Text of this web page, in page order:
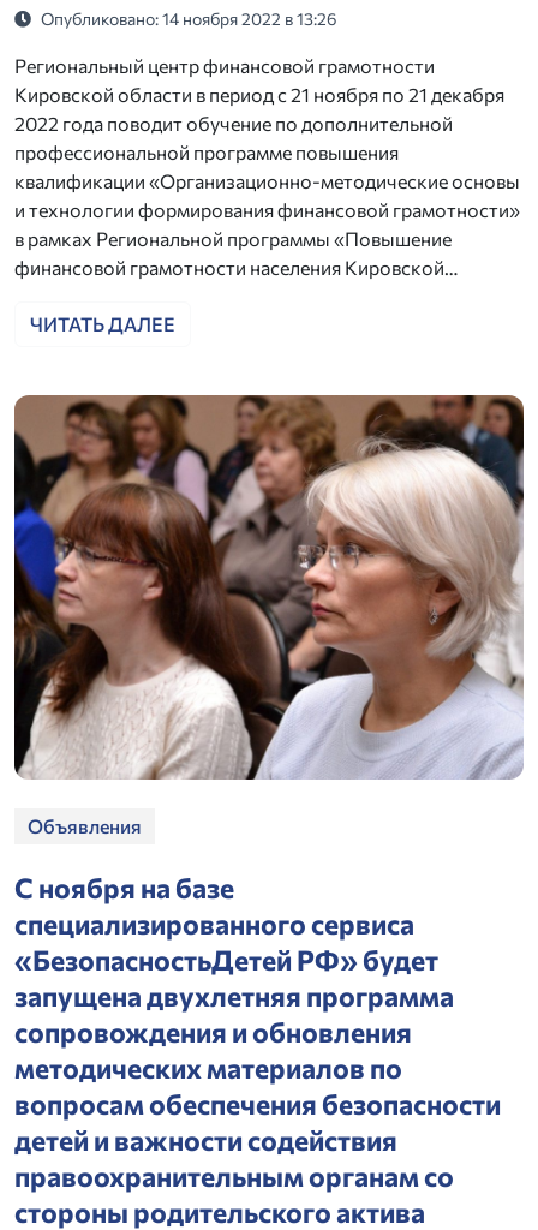
Опубликовано: 14 ноября 2022 в 13:26
Региональный центр финансовой грамотности
Кировской области в период с 21 ноября по 21 декабря
2022 года поводит обучение по дополнительной
профессиональной программе повышения
квалификации «Организационно-методические основы
и технологии формирования финансовой грамотности»
в рамках Региональной программы «Повышение
финансовой грамотности населения Кировской…
ЧИТАТЬ ДАЛЕЕ
Объявления
С ноября на базе
специализированного сервиса
«БезопасностьДетей РФ» будет
запущена двухлетняя программа
сопровождения и обновления
методических материалов по
вопросам обеспечения безопасности
детей и важности содействия
правоохранительным органам со
стороны родительского актива